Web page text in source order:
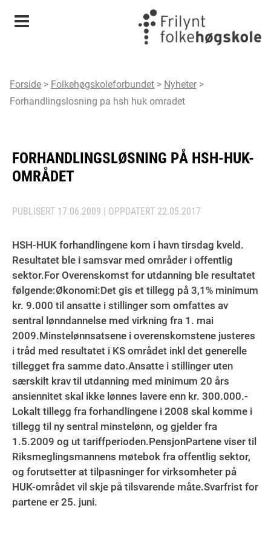
Meny
Forside > Folkehøgskoleforbundet > Nyheter >
Forhandlingslosning pa hsh huk omradet
FORHANDLINGSLØSNING PÅ HSH-HUK-
OMRÅDET
PUBLISERT 17.06.2009 | OPPDATERT 22.05.2017
HSH-HUK forhandlingene kom i havn tirsdag kveld.
Resultatet ble i samsvar med områder i offentlig
sektor.For Overenskomst for utdanning ble resultatet
følgende:Økonomi:Det gis et tillegg på 3,1% minimum
kr. 9.000 til ansatte i stillinger som omfattes av
sentral lønndannelse med virkning fra 1. mai
2009.Minstelønnsatsene i overenskomstene justeres
i tråd med resultatet i KS området inkl det generelle
tillegget fra samme dato.Ansatte i stillinger uten
særskilt krav til utdanning med minimum 20 års
ansiennitet skal ikke lønnes lavere enn kr. 300.000.-
Lokalt tillegg fra forhandlingene i 2008 skal komme i
tillegg til ny sentral minstelønn, og gjelder fra
1.5.2009 og ut tariffperioden.PensjonPartene viser til
Riksmeglingsmannens møtebok fra offentlig sektor,
og forutsetter at tilpasninger for virksomheter på
HUK-området vil skje på tilsvarende måte.Svarfrist for
partene er 25. juni.